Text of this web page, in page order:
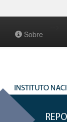
Sobre